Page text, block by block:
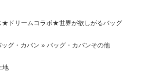
★ドリームコラボ★世界が欲しがるバッグ
グ・カバン » バッグ・カバンその他
地